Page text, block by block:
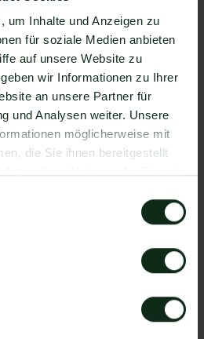
um Inhalte und Anzeigen zu
für soziale Medien anbieten
auf unsere Website zu
wir Informationen zu Ihrer
an unsere Partner für
und Analysen weiter. Unsere
möglicherweise mit
die Sie ihnen bereitgestellt
dank der Zapier Integration
Verfügung, die Sie mit
können. Darunter ist
!
der Integration je nach
API Schnittstelle
allgemein gültige
im Folgenden, wie die
von Wisepops und
Integration von
erstellen, Wisepops
(Wisepops oder Mateo)